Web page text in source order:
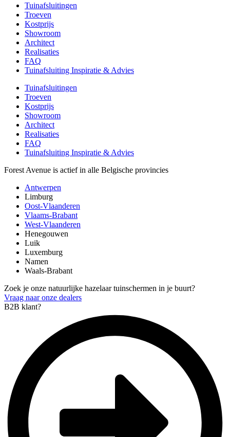
Tuinafsluitingen
Troeven
Kostprijs
Showroom
Architect
Realisaties
FAQ
Tuinafsluiting Inspiratie & Advies
Tuinafsluitingen
Troeven
Kostprijs
Showroom
Architect
Realisaties
FAQ
Tuinafsluiting Inspiratie & Advies
Forest Avenue is actief in alle Belgische provincies
Antwerpen
Limburg
Oost-Vlaanderen
Vlaams-Brabant
West-Vlaanderen
Henegouwen
Luik
Luxemburg
Namen
Waals-Brabant
Zoek je onze natuurlijke hazelaar tuinschermen in je buurt?
Vraag naar onze dealers
B2B klant?